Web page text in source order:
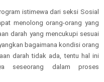
istimewa dari seksi Sosial
menolong orang-orang yang
darah yang mencukupi sesuai
bagaimana kondisi orang
darah tidak ada, tentu hal ini
seseorang dalam proses